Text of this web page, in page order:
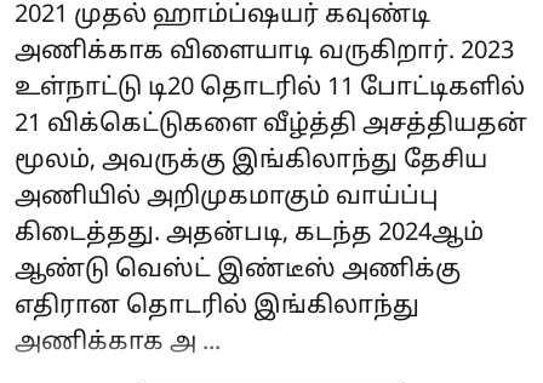
2021 முதல் ஹாம்ப்ஷயர் கவுண்டி
அணிக்காக விளையாடி வருகிறார். 2023
உள்நாட்டு டி20 தொடரில் 11 போட்டிகளில்
21 விக்கெட்டுகளை வீழ்த்தி அசத்தியதன்
மூலம், அவருக்கு இங்கிலாந்து தேசிய
அணியில் அறிமுகமாகும் வாய்ப்பு
கிடைத்தது. அதன்படி, கடந்த 2024ஆம்
ஆண்டு வெஸ்ட் இண்டீஸ் அணிக்கு
எதிரான தொடரில் இங்கிலாந்து
அணிக்காக அ ...